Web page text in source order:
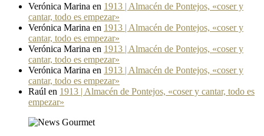
Verónica Marina en 1913 | Almacén de Pontejos, «coser y
cantar, todo es empezar»
Verónica Marina en 1913 | Almacén de Pontejos, «coser y
cantar, todo es empezar»
Verónica Marina en 1913 | Almacén de Pontejos, «coser y
cantar, todo es empezar»
Verónica Marina en 1913 | Almacén de Pontejos, «coser y
cantar, todo es empezar»
Raúl en 1913 | Almacén de Pontejos, «coser y cantar, todo es
empezar»